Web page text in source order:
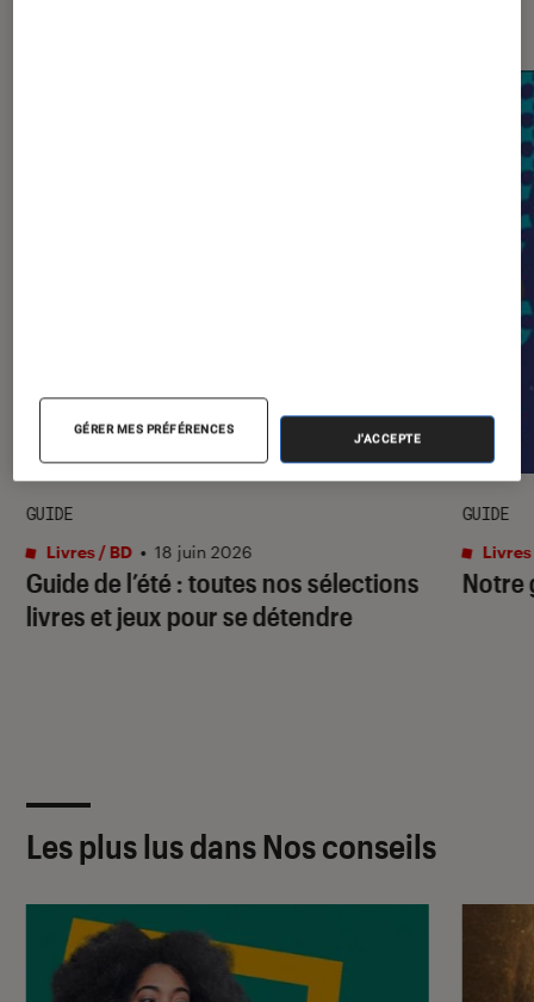
Guide de l’été : toutes nos sélections
livres et jeux pour se détendre
GUIDE
Livres / BD • 18 juin 2026
Notre
GUIDE
Livres
Les plus lus dans Nos conseils
GÉRER MES PRÉFÉRENCES
J'ACCEPTE